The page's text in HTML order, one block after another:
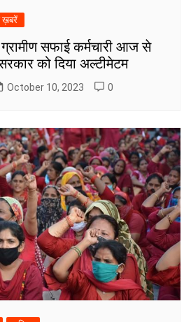
ख़बरें
ग्रामीण सफाई कर्मचारी आज से
को दिया अल्टीमेटम
October 10, 2023 0